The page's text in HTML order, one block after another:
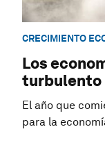
CRECIMIENTO
Los
turbulento
El año que
para la